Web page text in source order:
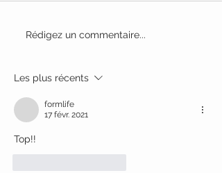
Rédigez un commentaire...
Les plus récents
formlife
17 févr. 2021
Top!!